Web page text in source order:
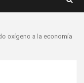
oxígeno a la economía